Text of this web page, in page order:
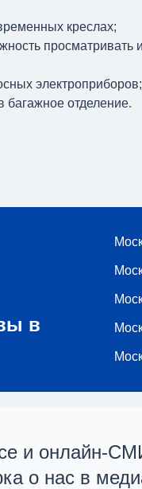
креслах;
просматривать
электроприборов;
отделение.
в
и онлайн-
о нас в